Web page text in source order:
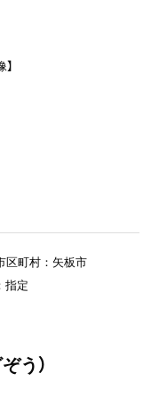
区町村：矢板市
指定
う）